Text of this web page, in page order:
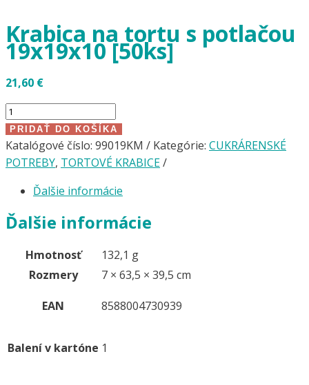
Krabica na tortu s potlačou
19x19x10 [50ks]
21,60 €
množstvo
Krabica
na
tortu
potlačou
19x19x10
[50ks]
PRIDAŤ DO KOŠÍKA
Katalógové číslo: 99019KM Kategórie: CUKRÁRENSKÉ
POTREBY, TORTOVÉ KRABICE
Ďalšie informácie
Ďalšie informácie
Hmotnosť
132,1 g
Rozmery
7 × 63,5 × 39,5 cm
EAN 8588004730939
Balení v kartóne 1